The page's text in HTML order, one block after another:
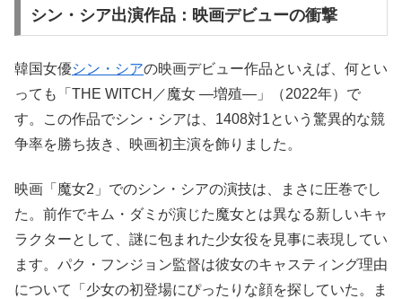
シン・シア出演作品：映画デビューの衝撃
韓国女優シン・シアの映画デビュー作品といえば、何とい
っても「THE WITCH／魔女 —増殖—」（2022年）で
す。この作品でシン・シアは、1408対1という驚異的な競
争率を勝ち抜き、映画初主演を飾りました。
映画「魔女2」でのシン・シアの演技は、まさに圧巻でし
た。前作でキム・ダミが演じた魔女とは異なる新しいキャ
ラクターとして、謎に包まれた少女役を見事に表現してい
ます。パク・フンジョン監督は彼女のキャスティング理由
について「少女の初登場にぴったりな顔を探していた。ま